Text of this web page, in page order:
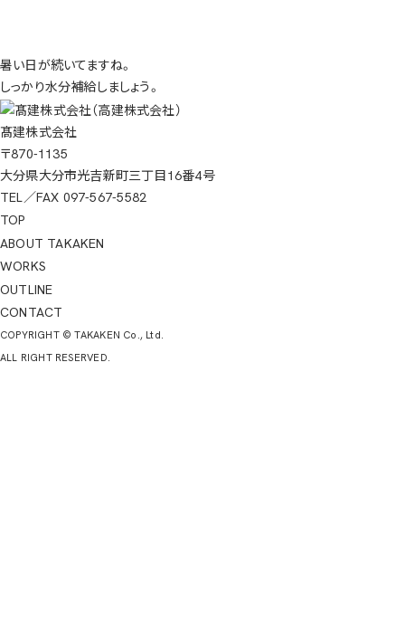
暑い日が続いてますね。
しっかり水分補給しましょう。
髙建株式会社
〒870-1135
大分県大分市光吉新町三丁目16番4号
TEL／FAX 097-567-5582
TOP
ABOUT TAKAKEN
WORKS
OUTLINE
CONTACT
COPYRIGHT © TAKAKEN Co., Ltd.
ALL RIGHT RESERVED.